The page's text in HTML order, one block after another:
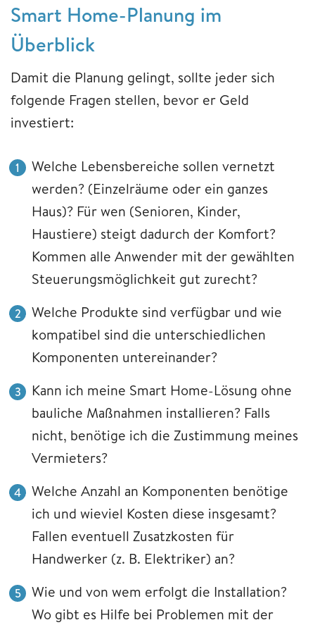
Smart Home-Planung im
Überblick
Damit die Planung gelingt, sollte jeder sich
folgende Fragen stellen, bevor er Geld
investiert:
Welche Lebensbereiche sollen vernetzt
werden? (Einzelräume oder ein ganzes
Haus)? Für wen (Senioren, Kinder,
Haustiere) steigt dadurch der Komfort?
Kommen alle Anwender mit der gewählten
Steuerungsmöglichkeit gut zurecht?
Welche Produkte sind verfügbar und wie
kompatibel sind die unterschiedlichen
Komponenten untereinander?
Kann ich meine Smart Home-Lösung ohne
bauliche Maßnahmen installieren? Falls
nicht, benötige ich die Zustimmung meines
Vermieters?
Welche Anzahl an Komponenten benötige
ich und wieviel Kosten diese insgesamt?
Fallen eventuell Zusatzkosten für
Handwerker (z. B. Elektriker) an?
Wie und von wem erfolgt die Installation?
Wo gibt es Hilfe bei Problemen mit der